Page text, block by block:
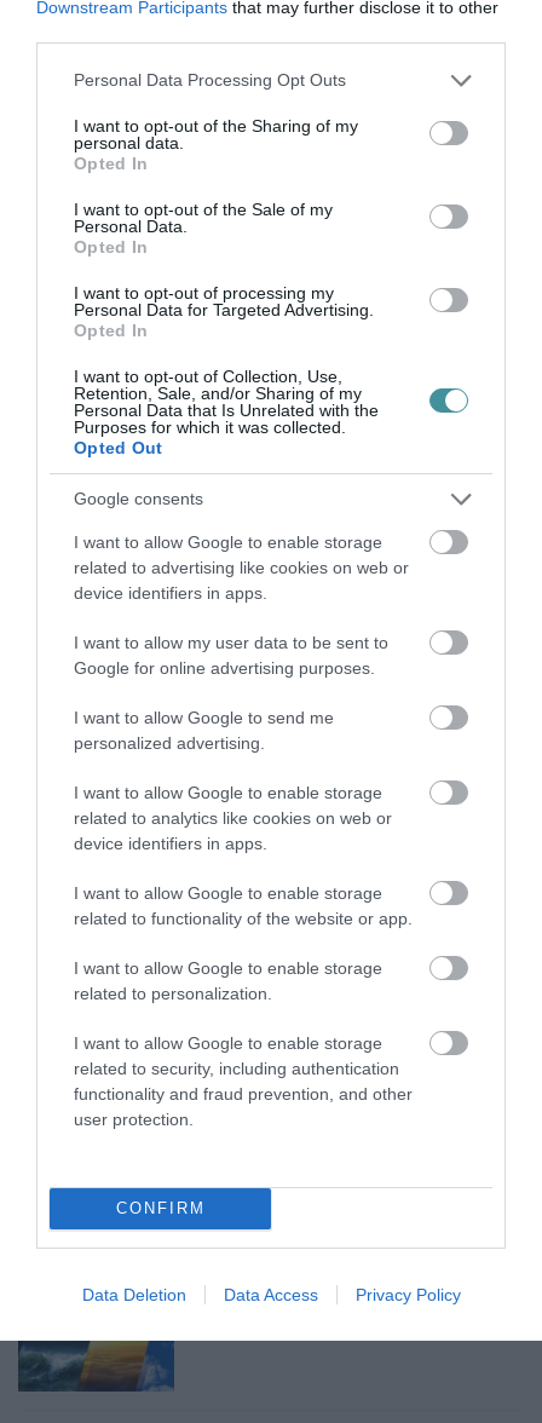
Downstream Participants that may further disclose it to other
Please note that this website/app uses one or more Google
not limited to your visit or usage behaviour. You may click to
grant or deny consent to Google and its third-party tags to
use your data for below specified purposes in below Google
consent section.
Personal Data Processing Opt Outs
I want to opt-out of the Sharing of my
personal data.
Opted In
I want to opt-out of the Sale of my
Personal Data.
Opted In
I want to opt-out of processing my
Personal Data for Targeted Advertising.
Opted In
I want to opt-out of Collection, Use,
Retention, Sale, and/or Sharing of my
Personal Data that Is Unrelated with the
Purposes for which it was collected.
Opted Out
Google consents
I want to allow Google to enable storage
related to advertising like cookies on web or
device identifiers in apps.
I want to allow my user data to be sent to
Google for online advertising purposes.
I want to allow Google to send me
personalized advertising.
I want to allow Google to enable storage
related to analytics like cookies on web or
device identifiers in apps.
I want to allow Google to enable storage
related to functionality of the website or app.
I want to allow Google to enable storage
related to personalization.
I want to allow Google to enable storage
related to security, including authentication
functionality and fraud prevention, and other
user protection.
CONFIRM
Data Deletion Data Access Privacy Policy
2026. augusztus 08|
TÖBB MINT EGY HÓNAP IS LEHET, MIRE
TANULJ NÉMETÜL OTTHONRÓL: A
DIGITÁLIS TANULÁS ELŐNYEI
2026. augusztus 07|Promóció
LEÁLLÍTOTT SZOLGÁLTATÁSOK AZ EGRI...
2026. augusztus 07|Eger ügye
TÍZ ÉVE NEM VOLT ILYEN ALACSONY AZ
INFLÁCIÓ MAGYARORSZÁGON
2026. augusztus 07
MINDHÁROM ÜTEMBEN DOLGOZNAK A 25-
ÖS FŐÚTON EGERBEN
HALMENTÉS SZARVASKŐNÉL: ŐSHONOS
ZÁPOROK, ZIVATAROK KIALAKULHATNAK